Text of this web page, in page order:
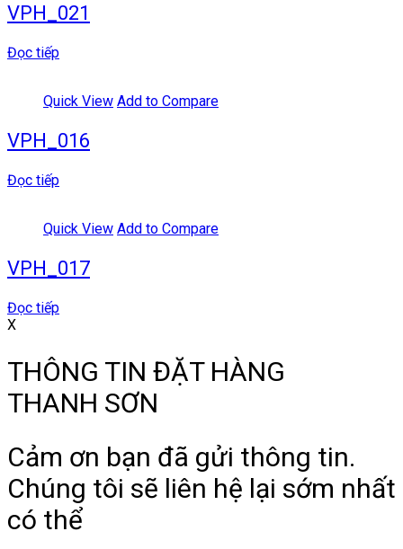
VPH_021
Đọc tiếp
Quick View Add to Compare
VPH_016
Đọc tiếp
Quick View Add to Compare
VPH_017
Đọc tiếp
X
THÔNG TIN ĐẶT HÀNG
THANH SƠN
Cảm ơn bạn đã gửi thông tin.
Chúng tôi sẽ liên hệ lại sớm nhất
có thể